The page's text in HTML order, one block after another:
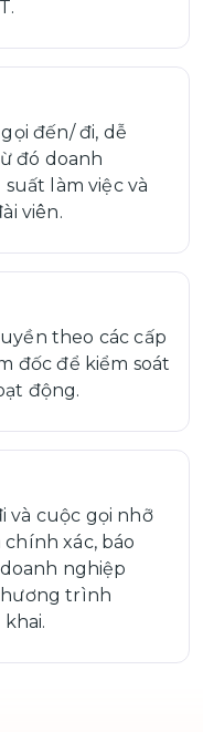
đến/ đi, dễ
đó doanh
làm việc và
viên.
theo các cấp
đốc để kiểm soát
động.
và cuộc gọi nhỡ
xác, báo
nghiệp
trình